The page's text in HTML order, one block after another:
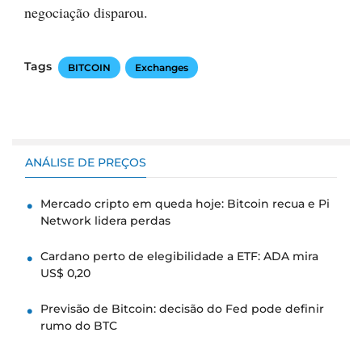
negociação disparou.
Tags BITCOIN Exchanges
ANÁLISE DE PREÇOS
Mercado cripto em queda hoje: Bitcoin recua e Pi
Network lidera perdas
Cardano perto de elegibilidade a ETF: ADA mira
US$ 0,20
Previsão de Bitcoin: decisão do Fed pode definir
rumo do BTC